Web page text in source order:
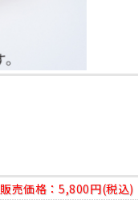
販売価格： 5,800円(税込)